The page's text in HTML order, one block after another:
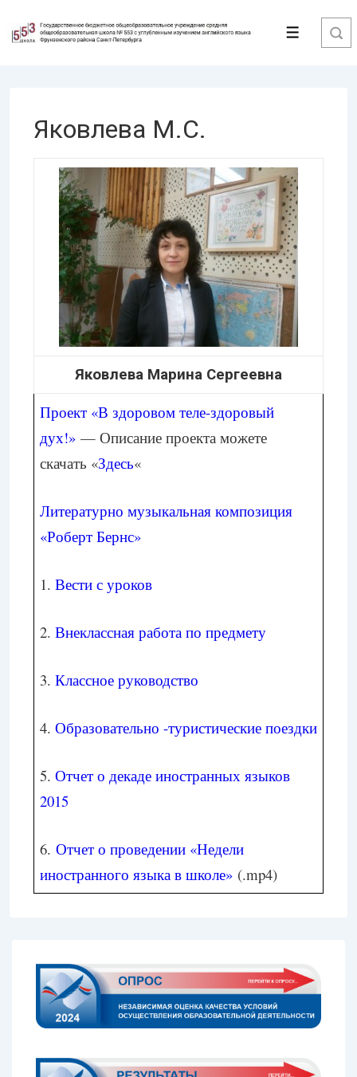
Перейти
Меню
Яковлева М.С.
Яковлева Марина Сергеевна
Проект «В здоровом теле-здоровый
дух!» — Описание проекта можете
скачать «Здесь«
Литературно музыкальная композиция
«Роберт Бернс»
1. Вести с уроков
2. Внеклассная работа по предмету
3. Классное руководство
4. Образовательно -туристические поездки
5. Отчет о декаде иностранных языков
2015
6. Отчет о проведении «Недели
иностранного языка в школе» (.mp4)